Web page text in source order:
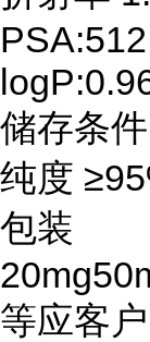
储存条
纯度
包装
等应客